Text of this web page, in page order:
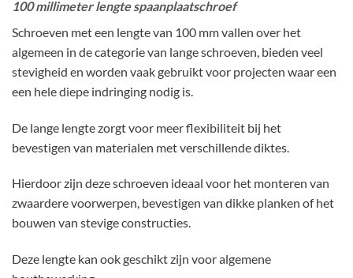
100 millimeter lengte spaanplaatschroef
Schroeven met een lengte van 100 mm vallen over het
algemeen in de categorie van lange schroeven, bieden veel
stevigheid en worden vaak gebruikt voor projecten waar een
een hele diepe indringing nodig is.
De lange lengte zorgt voor meer flexibiliteit bij het
bevestigen van materialen met verschillende diktes.
Hierdoor zijn deze schroeven ideaal voor het monteren van
zwaardere voorwerpen, bevestigen van dikke planken of het
bouwen van stevige constructies.
Deze lengte kan ook geschikt zijn voor algemene